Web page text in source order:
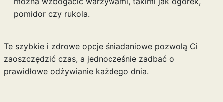
pomidor czy rukola.
Te szybkie i zdrowe opcje śniadaniowe pozwolą Ci
zaoszczędzić czas, a jednocześnie zadbać o
prawidłowe odżywianie każdego dnia.